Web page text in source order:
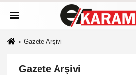
Gazete Arşivi
Gazete Arşivi